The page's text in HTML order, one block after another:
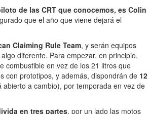
de las CRT que conocemos, es Colin
que el año que viene dejará el
Claiming Rule Team, y serán equipos
diferente. Para empezar, en principio,
combustible en vez de los 21 litros que
con prototipos, y además, dispondrán de 12
abierto a cambio), por temporada en vez de
en tres partes, por un lado las motos